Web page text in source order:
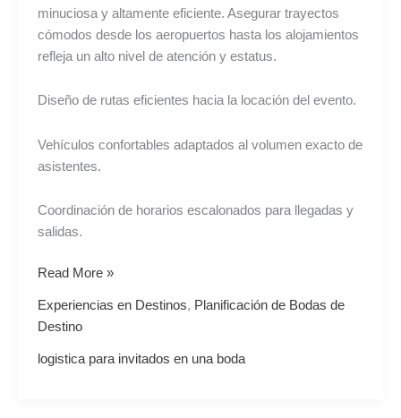
minuciosa y altamente eficiente. Asegurar trayectos
cómodos desde los aeropuertos hasta los alojamientos
refleja un alto nivel de atención y estatus.
Diseño de rutas eficientes hacia la locación del evento.
Vehículos confortables adaptados al volumen exacto de
asistentes.
Coordinación de horarios escalonados para llegadas y
salidas.
Read More »
Experiencias en Destinos, Planificación de Bodas de
Destino
logistica para invitados en una boda